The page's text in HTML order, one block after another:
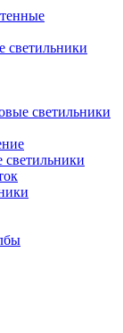
светильники
светильники